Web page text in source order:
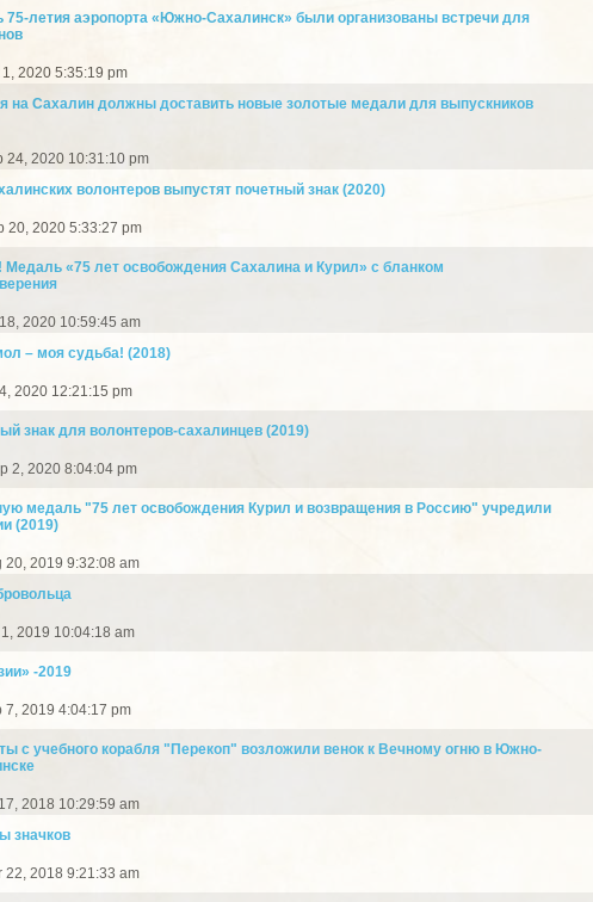
75-летия аэропорта «Южно-Сахалинск» были организованы встречи для
1, 2020 5:35:19 pm
на Сахалин должны доставить новые золотые медали для выпускников
24, 2020 10:31:10 pm
волонтеров выпустят почетный знак (2020)
20, 2020 5:33:27 pm
«75 лет освобождения Сахалина и Курил» с бланком
2020 10:59:45 am
– моя судьба! (2018)
2020 12:21:15 pm
знак для волонтеров-сахалинцев (2019)
2, 2020 8:04:04 pm
медаль "75 лет освобождения Курил и возвращения в Россию" учредили
(2019)
20, 2019 9:32:08 am
2019 10:04:18 am
-2019
7, 2019 4:04:17 pm
с учебного корабля "Перекоп" возложили венок к Вечному огню в Южно-
2018 10:29:59 am
значков
22, 2018 9:21:33 am